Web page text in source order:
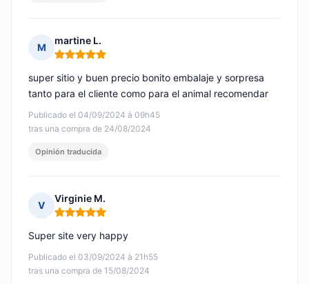
M
martine L.
Nota: 5 de 5
Publicado el 04/09/2024 à 09h45
tras una compra de 24/08/2024
super sitio y buen precio bonito embalaje y sorpresa
tanto para el cliente como para el animal recomendar
Opinión traducida
V
Virginie M.
Nota: 5 de 5
Publicado el 03/09/2024 à 21h55
tras una compra de 15/08/2024
Super site very happy